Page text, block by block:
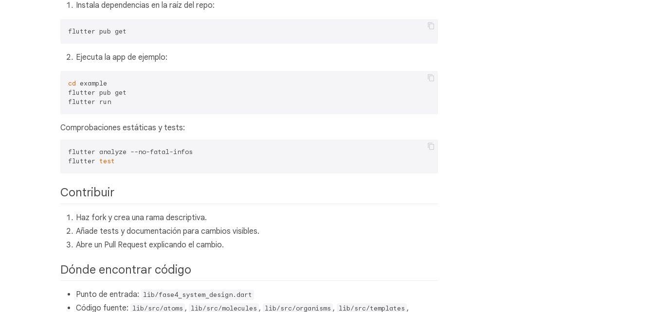
Instala dependencias en la raíz del repo:
Ejecuta la app de ejemplo:
cd example
flutter pub get
Comprobaciones estáticas y tests:
flutter analyze --no-fatal-infos
flutter test
Contribuir
Haz fork y crea una rama descriptiva.
Añade tests y documentación para cambios visibles.
Abre un Pull Request explicando el cambio.
Dónde encontrar código
Punto de entrada: lib/fase4_system_design.dart
Código fuente: lib/src/atoms , lib/src/molecules , lib/src/organisms , lib/src/templates ,